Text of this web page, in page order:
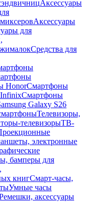
Аксессуары
Аксессуары
для
Средства для
HonorСмартфоны
Смартфоны
Galaxy S26
Телевизоры,
телевизорыТВ-
электронные
бамперы для
книгСмарт-часы,
Умные часы
аксессуары